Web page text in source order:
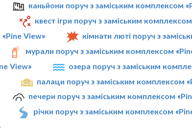
каньйони поруч з заміським комплексом
квест ігри поруч з заміським
View»
кімнати люті поруч з
мурали поруч з заміським комплексом
View»
озера поруч з заміським
палаци поруч з заміським комплексом
печери поруч з заміським комплексом
річки поруч з заміським комплексом